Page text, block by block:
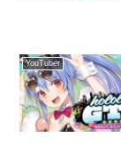
YouTuber